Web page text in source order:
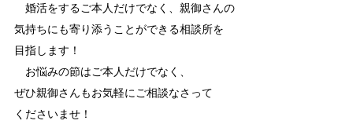
婚活をするご本人だけでなく、親御さんの
気持ちにも寄り添うことができる相談所を
目指します！
お悩みの節はご本人だけでなく、
ぜひ親御さんもお気軽にご相談なさって
くださいませ！